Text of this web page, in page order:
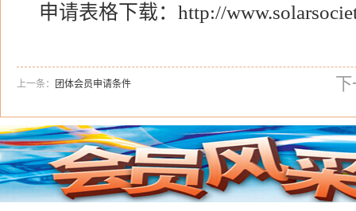
申请表格下载： http://
上一条： 团体会员申请条件